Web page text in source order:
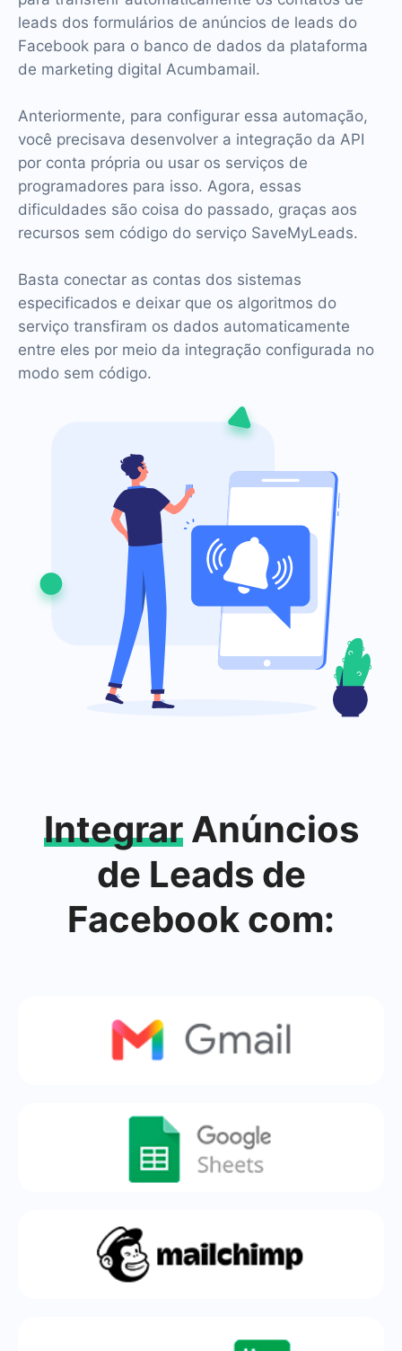
leads dos formulários de anúncios de leads do
Facebook para o banco de dados da plataforma
de marketing digital Acumbamail.
Anteriormente, para configurar essa automação,
você precisava desenvolver a integração da API
por conta própria ou usar os serviços de
programadores para isso. Agora, essas
dificuldades são coisa do passado, graças aos
recursos sem código do serviço SaveMyLeads.
Basta conectar as contas dos sistemas
especificados e deixar que os algoritmos do
serviço transfiram os dados automaticamente
entre eles por meio da integração configurada no
modo sem código.
IntegrarAnúncios
de Leads de
Facebook com: